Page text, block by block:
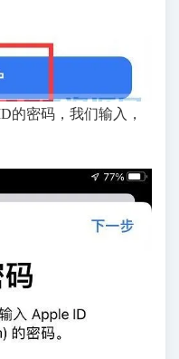
的密码，我们输入，